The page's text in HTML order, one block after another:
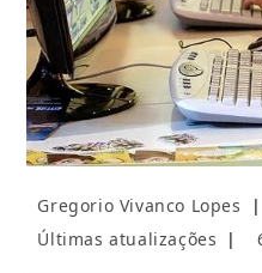
Autor
do
post:
Gregorio Vivanco Lopes
Categoria
Últimas atualizações